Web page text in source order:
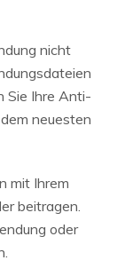
nicht
Sie Ihre Anti-
neuesten
mit Ihrem
beitragen.
oder